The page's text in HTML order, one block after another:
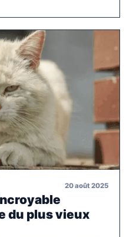
20 août 2025
du plus vieux